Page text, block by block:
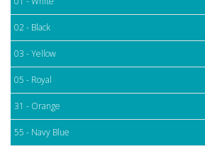
02 - Black
03 - Yellow
05 - Royal
31 - Orange
55 - Navy Blue